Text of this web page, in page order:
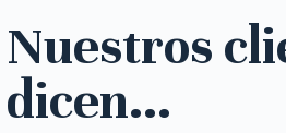
Nuestros
dicen...